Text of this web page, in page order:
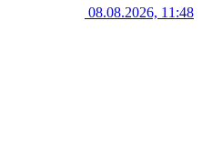
08.08.2026, 11:48